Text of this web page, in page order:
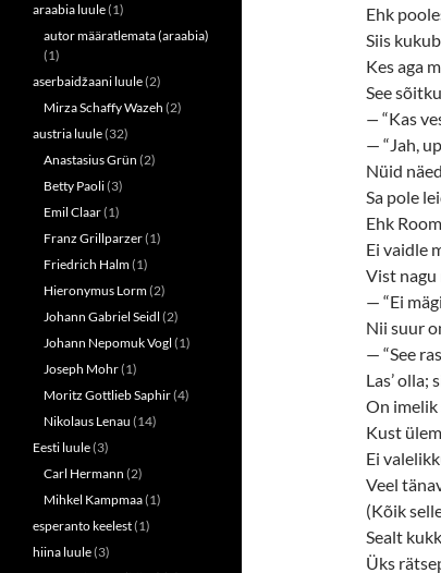
Ehk
Siis
Kes aga
See
— “Kas
— “Jah,
Nüid
Sa pole
Ehk
Ei vaidle
Vist nagu
— “Ei
Nii suur
— “See
Las’ olla;
On imelik
Kust
Ei
Veel
(Kõik
Sealt
Üks
araabia luule(1)
autor määratlemata (araabia)
(1)
aserbaidžaani luule(2)
Mirza Schaffy Wazeh (2)
austria luule(32)
Anastasius Grün (2)
Betty Paoli(3)
Emil Claar(1)
Franz Grillparzer(1)
Friedrich Halm(1)
Hieronymus Lorm(2)
Johann Gabriel Seidl (2)
Johann Nepomuk Vogl (1)
Joseph Mohr(1)
Moritz Gottlieb Saphir(4)
Nikolaus Lenau (14)
Eesti luule(3)
Carl Hermann (2)
Mihkel Kampmaa(1)
esperanto keelest(1)
hiina luule(3)